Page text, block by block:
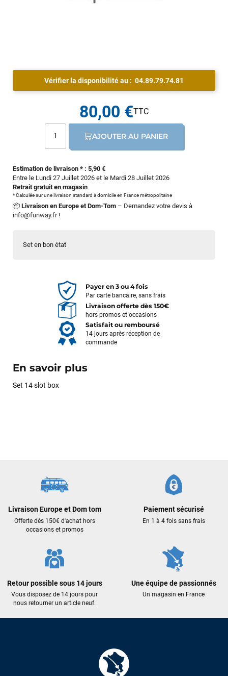
Set en bon état
Vérifier la disponibilité au : 04.89.79.74.81
Estimation de livraison * : 5,90 €
Entre le Lundi 27 Juillet 2026 et le Mardi 28 Juillet 2026
Retrait gratuit en magasin
* Calculée sur une livraison standard à domicile en France métropolitaine
📦 Livraison en Europe et Dom-Tom – Demandez votre devis à
info@funway.fr!
80,00 €
AJOUTER AU PANIER
Payer en 3 ou 4 fois
Par carte bancaire, sans frais
Livraison offerte dès 150€
hors promos et occasions
Satisfait ou remboursé
14 jours après réception de
commande
En savoir plus
Set 14 slot box
Livraison Europe et Dom tom
Offerte dès 150€ d'achat hors
occasions et promos
Paiement sécurisé
En 1 à 4 fois sans frais
Retour possible sous 14 jours
Vous disposez de 14 jours pour
nous retourner un article neuf.
Une équipe de passionnés
Un magasin en France
Des conseils (par téléphone), du matos d'occasion de bonne
qualité : c'est toujours un plaisir!
Sébastien BACHELIER
il y a 2 semaines
Cela faisait 6 mois que je galérais à remplacer ma board eux
m'ont trouvé une pépite à laquelle je n'aurais jamais pensé !
Excellent conseil excellent prix et en plus super sympas. Merci
encore pour cette severne dyno !
Maronui RICHMOND
il y a 2 mois
VOIR TOUS LES AVIS